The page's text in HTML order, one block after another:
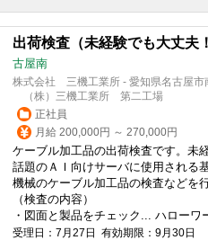
出荷検査（未経験でも大丈夫
古屋南
株式会社 三機工業所 - 愛知県名古屋市
（株）三機工業所 第二工場
正社員
月給 200,000円 ～ 270,000円
ケーブル加工品の出荷検査です。未
話題のＡＩ向けサーバに使用される
機械のケーブル加工品の検査などを
（検査の内容）
・図面と製品をチェック... ハローワ
受理日：7月27日 有効期限：9月30日